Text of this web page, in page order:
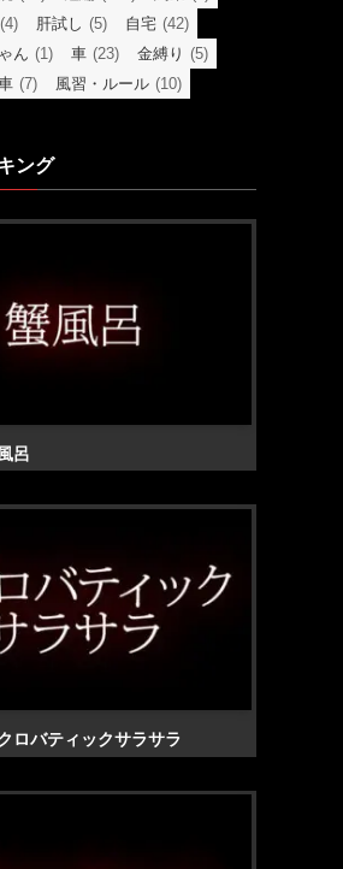
(4) 肝試し (5) 自宅 (42)
ん (1) 車 (23) 金縛り (5)
(7) 風習・ルール (10)
ング
呂
ロバティックサラサラ